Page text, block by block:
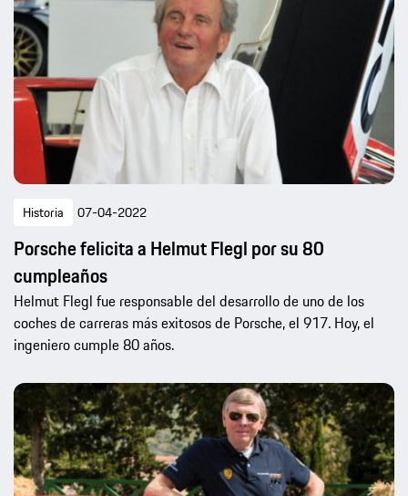
Historia 07-04-2022
Porsche felicita a Helmut Flegl por su 80
cumpleaños
Helmut Flegl fue responsable del desarrollo de uno de los
coches de carreras más exitosos de Porsche, el 917. Hoy, el
ingeniero cumple 80 años.